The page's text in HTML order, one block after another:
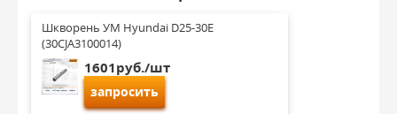
Шкворень УМ Hyundai D25-30E
(30CJA3100014)
1601руб./шт
запросить